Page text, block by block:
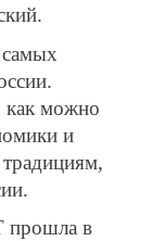
самых
как можно
и
прошла в